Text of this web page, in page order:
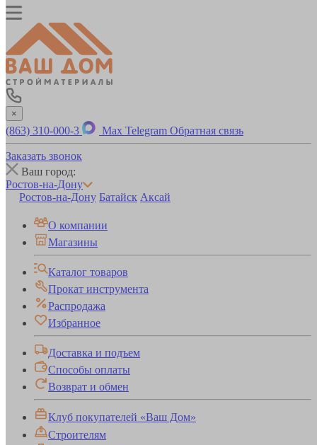
×
(863) 310-000-3 Max Telegram Обратная связь
Заказать звонок
Ваш город:
Ростов-на-Дону
Ростов-на-Дону Батайск Аксай
О компании
Магазины
Каталог товаров
Прокат инструмента
Распродажа
Избранное
Доставка и подъем
Способы оплаты
Возврат и обмен
Клуб покупателей «Ваш Дом»
Строителям